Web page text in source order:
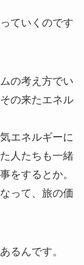
ていくのです
の考え方でい
の来たエネル
エネルギーに
人たちも一緒
をするとか。
って、旅の価
るんです。